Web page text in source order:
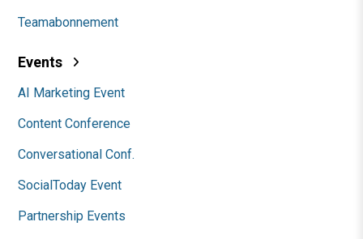
Teamabonnement
Events
AI Marketing Event
Content Conference
Conversational Conf.
SocialToday Event
Partnership Events